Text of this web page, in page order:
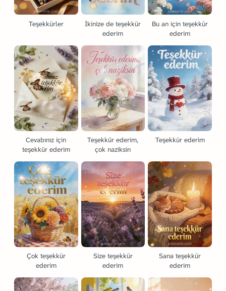
Teşekkürler
İkinize de teşekkür
ederim
Bu an için teşekkür
ederim
Cevabınız için
teşekkür ederim
Teşekkür ederim,
çok naziksin
Teşekkür ederim
Çok teşekkür
ederim
Size teşekkür
ederim
Sana teşekkür
ederim